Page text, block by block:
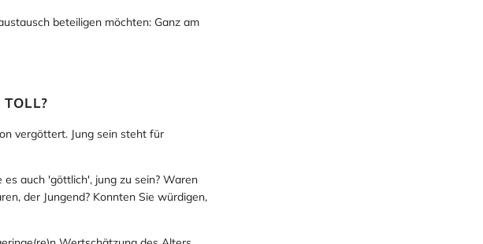
beteiligen möchten: Ganz am
vergöttert. Jung sein steht für
auch 'göttlich', jung zu sein? Waren
der Jungend? Konnten Sie würdigen,